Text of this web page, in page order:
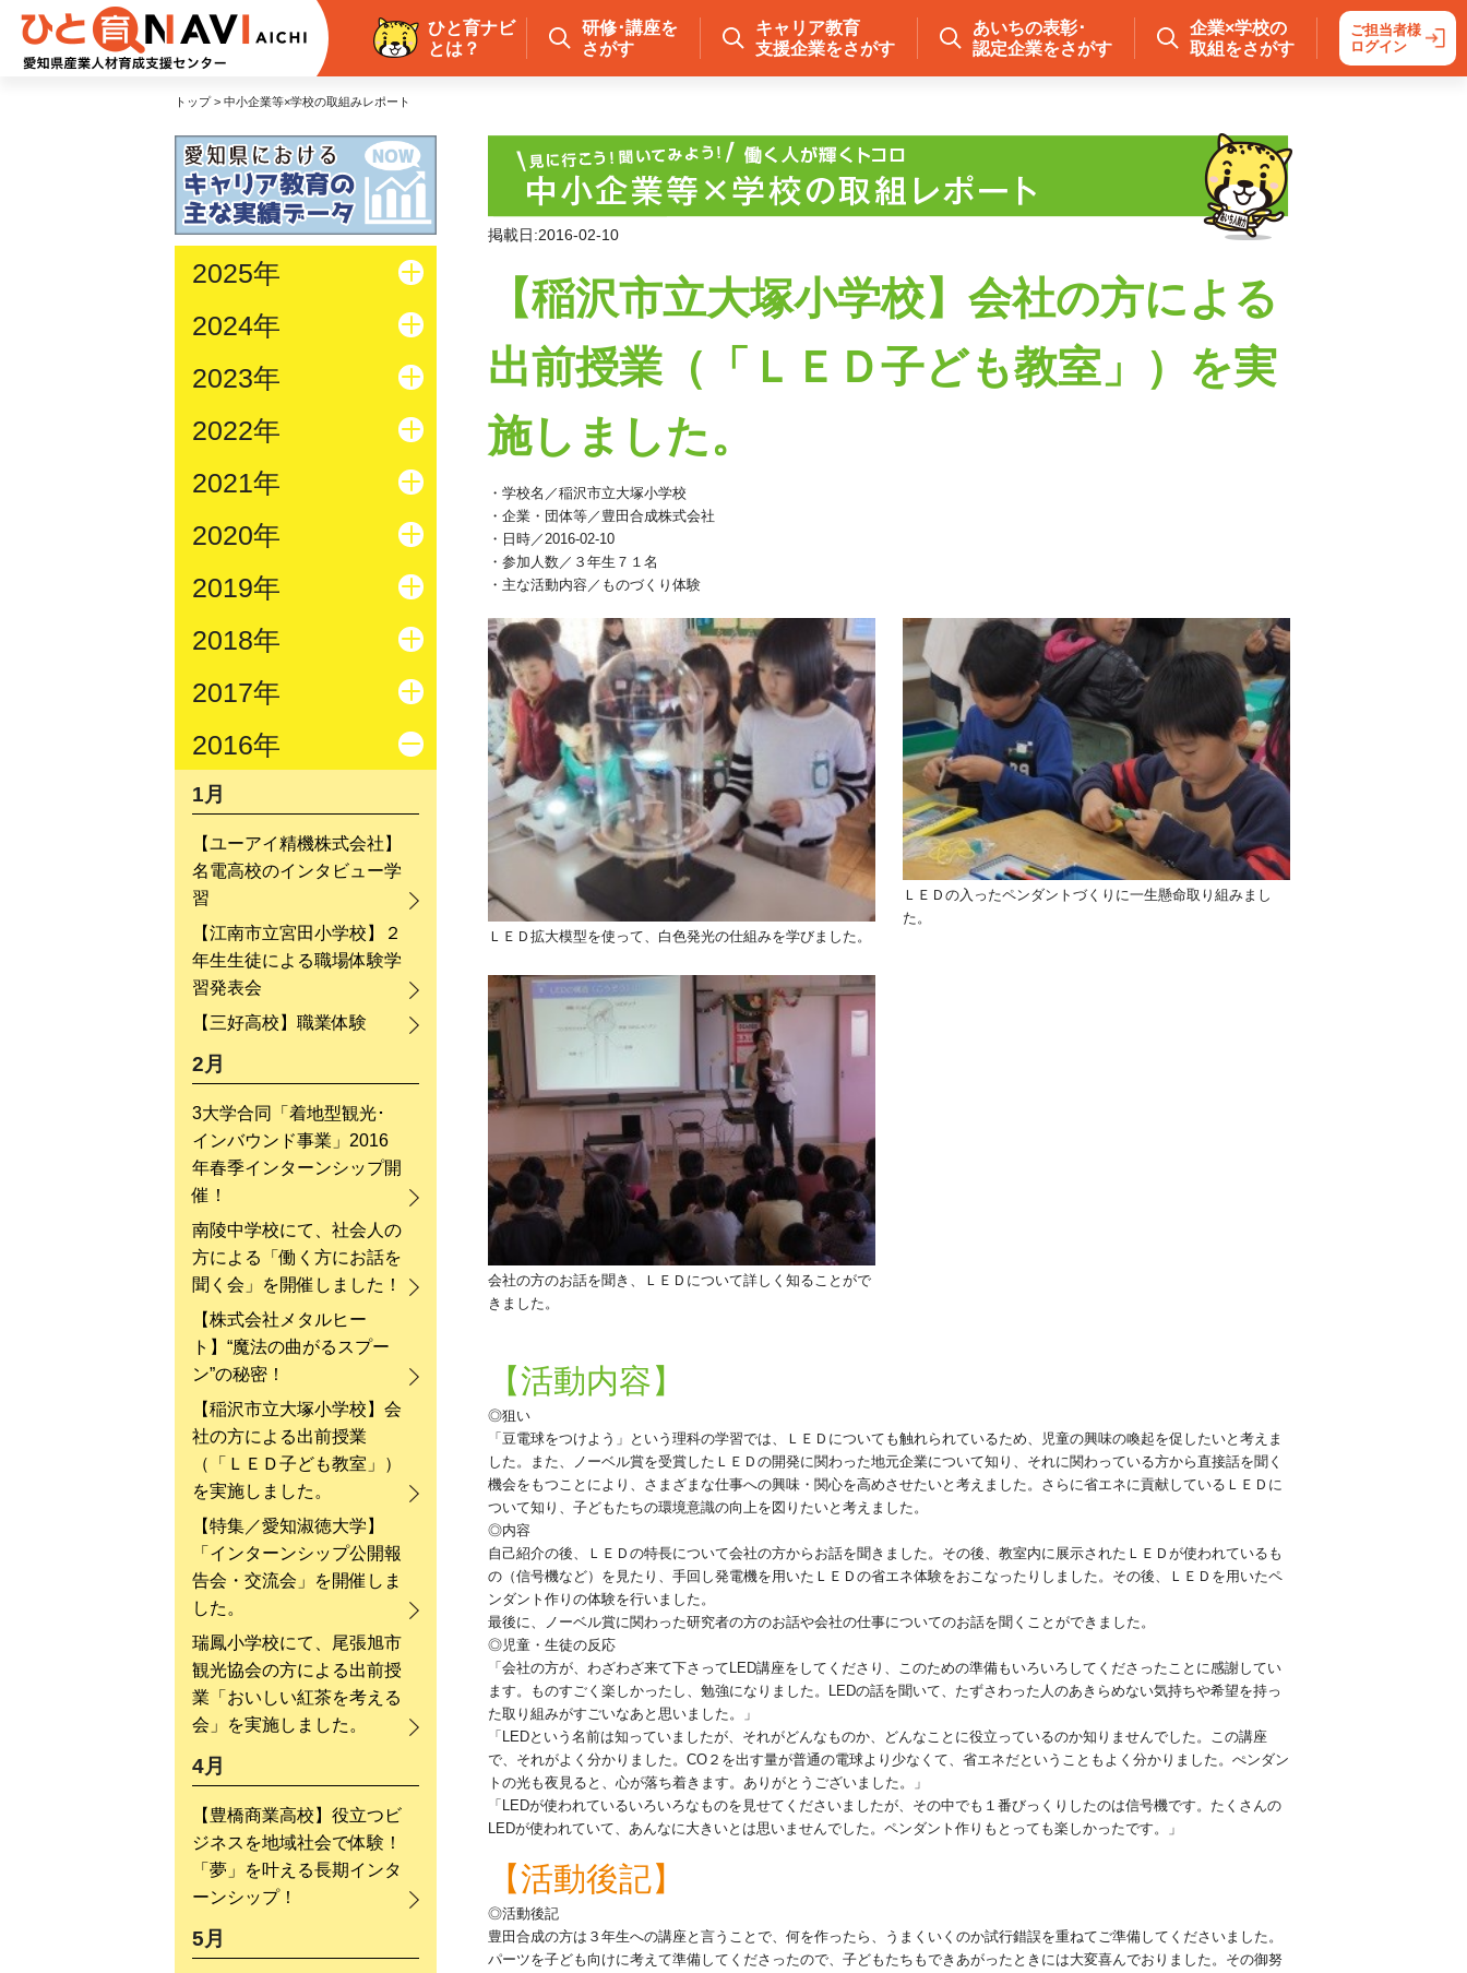
ひと育ナビ
とは？
研修･講座を
さがす
キャリア教育
支援企業をさがす
あいちの表彰･
認定企業をさがす
企業×学校の
取組をさがす
ご担当者様
ログイン
トップ > 中小企業等×学校の取組みレポート
2025年
2024年
2023年
2022年
2021年
2020年
2019年
2018年
2017年
2016年
1月
【ユーアイ精機株式会社】
名電高校のインタビュー学
習
【江南市立宮田小学校】２
年生生徒による職場体験学
習発表会
【三好高校】職業体験
2月
3大学合同「着地型観光･
インバウンド事業」2016
年春季インターンシップ開
催！
南陵中学校にて、社会人の
方による「働く方にお話を
聞く会」を開催しました！
【株式会社メタルヒー
ト】“魔法の曲がるスプー
ン”の秘密！
【稲沢市立大塚小学校】会
社の方による出前授業
（「ＬＥＤ子ども教室」）
を実施しました。
【特集／愛知淑徳大学】
「インターンシップ公開報
告会・交流会」を開催しま
した。
瑞鳳小学校にて、尾張旭市
観光協会の方による出前授
業「おいしい紅茶を考える
会」を実施しました。
4月
【豊橋商業高校】役立つビ
ジネスを地域社会で体験！
「夢」を叶える長期インタ
ーンシップ！
5月
掲載日:2016-02-10
【稲沢市立大塚小学校】会社の方による
出前授業（「ＬＥＤ子ども教室」）を実
施しました。
・学校名／稲沢市立大塚小学校
・企業・団体等／豊田合成株式会社
・日時／2016-02-10
・参加人数／３年生７１名
・主な活動内容／ものづくり体験
ＬＥＤ拡大模型を使って、白色発光の仕組みを学びました。
ＬＥＤの入ったペンダントづくりに一生懸命取り組みまし
た。
会社の方のお話を聞き、ＬＥＤについて詳しく知ることがで
きました。
【活動内容】
◎狙い
「豆電球をつけよう」という理科の学習では、ＬＥＤについても触れられているため、児童の興味の喚起を促したいと考えま
した。また、ノーベル賞を受賞したＬＥＤの開発に関わった地元企業について知り、それに関わっている方から直接話を聞く
機会をもつことにより、さまざまな仕事への興味・関心を高めさせたいと考えました。さらに省エネに貢献しているＬＥＤに
ついて知り、子どもたちの環境意識の向上を図りたいと考えました。
◎内容
自己紹介の後、ＬＥＤの特長について会社の方からお話を聞きました。その後、教室内に展示されたＬＥＤが使われているも
の（信号機など）を見たり、手回し発電機を用いたＬＥＤの省エネ体験をおこなったりしました。その後、ＬＥＤを用いたペ
ンダント作りの体験を行いました。
最後に、ノーベル賞に関わった研究者の方のお話や会社の仕事についてのお話を聞くことができました。
◎児童・生徒の反応
「会社の方が、わざわざ来て下さってLED講座をしてくださり、このための準備もいろいろしてくださったことに感謝してい
ます。ものすごく楽しかったし、勉強になりました。LEDの話を聞いて、たずさわった人のあきらめない気持ちや希望を持っ
た取り組みがすごいなあと思いました。」
「LEDという名前は知っていましたが、それがどんなものか、どんなことに役立っているのか知りませんでした。この講座
で、それがよく分かりました。CO２を出す量が普通の電球より少なくて、省エネだということもよく分かりました。ぺンダン
トの光も夜見ると、心が落ち着きます。ありがとうございました。」
「LEDが使われているいろいろなものを見せてくださいましたが、その中でも１番びっくりしたのは信号機です。たくさんの
LEDが使われていて、あんなに大きいとは思いませんでした。ペンダント作りもとっても楽しかったです。」
【活動後記】
◎活動後記
豊田合成の方は３年生への講座と言うことで、何を作ったら、うまくいくのか試行錯誤を重ねてご準備してくださいました。
パーツを子ども向けに考えて準備してくださったので、子どもたちもできあがったときには大変喜んでおりました。その御努